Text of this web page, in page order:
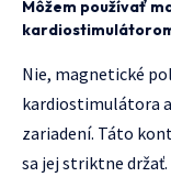
Môžem používať
Nie, magnetické
kardiostimulátora
zariadení. Táto
sa jej striktne držať.